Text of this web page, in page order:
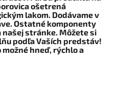
ošetrená
lakom. Dodávame v
Ostatné komponenty
stránke. Môžete si
podľa Vaších predstáv!
možné hneď, rýchlo a